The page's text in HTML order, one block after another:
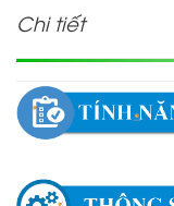
Chi tiết